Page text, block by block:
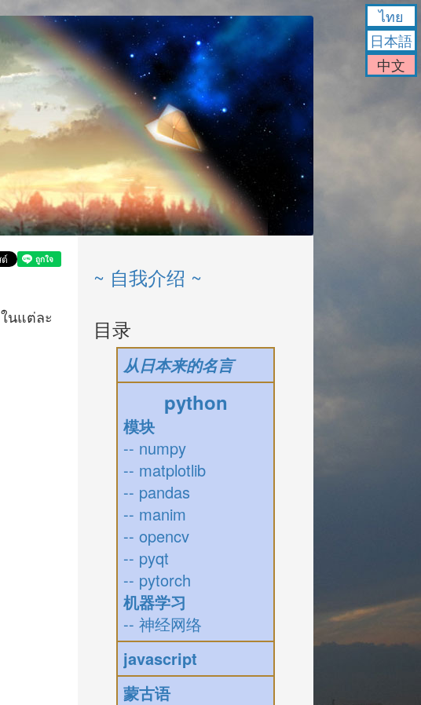
ในแต่ละ
~ 自我介绍 ~
目录
从日本来的名言
python
模块
-- numpy
-- matplotlib
-- pandas
-- manim
-- opencv
-- pyqt
-- pytorch
机器学习
-- 神经网络
javascript
蒙古语
ไทย
日本語
中文